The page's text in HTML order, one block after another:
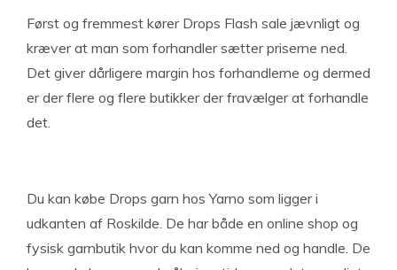
Først og fremmest kører Drops Flash sale jævnligt og
kræver at man som forhandler sætter priserne ned.
Det giver dårligere margin hos forhandlerne og dermed
er der flere og flere butikker der fravælger at forhandle
det.
Du kan købe Drops garn hos Yarno som ligger i
udkanten af Roskilde. De har både en online shop og
fysisk garnbutik hvor du kan komme ned og handle. De